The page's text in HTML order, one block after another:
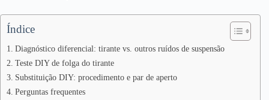
Índice
Diagnóstico diferencial: tirante vs. outros ruídos de suspensão
Teste DIY de folga do tirante
Substituição DIY: procedimento e par de aperto
Perguntas frequentes